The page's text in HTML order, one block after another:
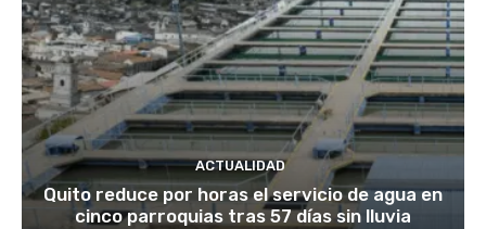
ACTUALIDAD
Quito reduce por horas el servicio de agua en
cinco parroquias tras 57 días sin lluvia